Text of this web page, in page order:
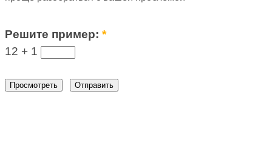
Решите пример:*
12 + 1